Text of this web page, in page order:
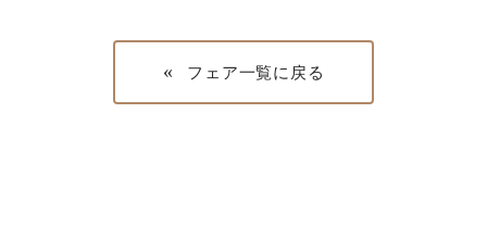
« フェア一覧に戻る